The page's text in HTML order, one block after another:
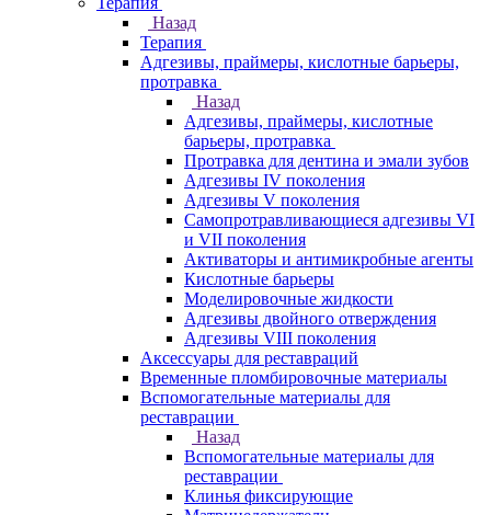
Назад
Терапия
Адгезивы, праймеры, кислотные барьеры,
протравка
Назад
Адгезивы, праймеры, кислотные
барьеры, протравка
Протравка для дентина и эмали зубов
Адгезивы IV поколения
Адгезивы V поколения
Самопротравливающиеся адгезивы VI
и VII поколения
Активаторы и антимикробные агенты
Кислотные барьеры
Моделировочные жидкости
Адгезивы двойного отверждения
Адгезивы VIII поколения
Аксессуары для реставраций
Временные пломбировочные материалы
Вспомогательные материалы для
реставрации
Назад
Вспомогательные материалы для
реставрации
Клинья фиксирующие